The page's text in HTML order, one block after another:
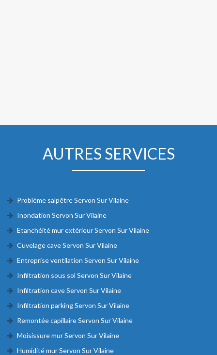
AUTRES SERVICES
Problème salpêtre Servon Sur Vilaine
Inondation Servon Sur Vilaine
Etanchéité mur extérieur Servon Sur Vilaine
Cuvelage cave Servon Sur Vilaine
Entreprise ventilation Servon Sur Vilaine
Infiltration sous sol Servon Sur Vilaine
Infiltration cave Servon Sur Vilaine
Infiltration parking Servon Sur Vilaine
Remontée capillaire Servon Sur Vilaine
Moisissure mur Servon Sur Vilaine
Humidité mur Servon Sur Vilaine